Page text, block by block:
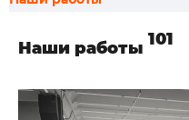
Наши работы 101